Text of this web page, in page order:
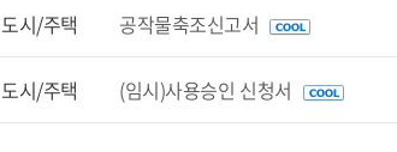
도시/주택 공작물축조신고서
도시/주택 (임시)사용승인 신청서